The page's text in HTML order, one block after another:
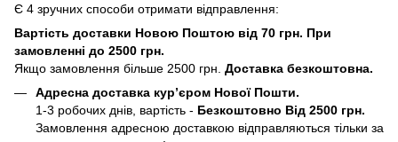
Є 4 зручних способи отримати відправлення:
Вартість доставки Новою Поштою від 70 грн. При
замовленні до 2500 грн.
Якщо замовлення більше 2500 грн. Доставка безкоштовна.
Адресна доставка кур’єром Нової Пошти.
1-3 робочих днів, вартість - Безкоштовно Від 2500 грн.
Замовлення адресною доставкою відправляються тільки за